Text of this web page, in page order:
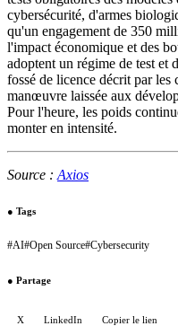
cybersécurité, d'armes
qu'un engagement de 350
l'impact économique et des
adoptent un régime de test
fossé de licence décrit par
manœuvre laissée aux
Pour l'heure, les poids
monter en intensité.
Source : Axios
● Tags
#AI#Open Source#Cybersecurity
● Partage
X LinkedIn Copier le lien